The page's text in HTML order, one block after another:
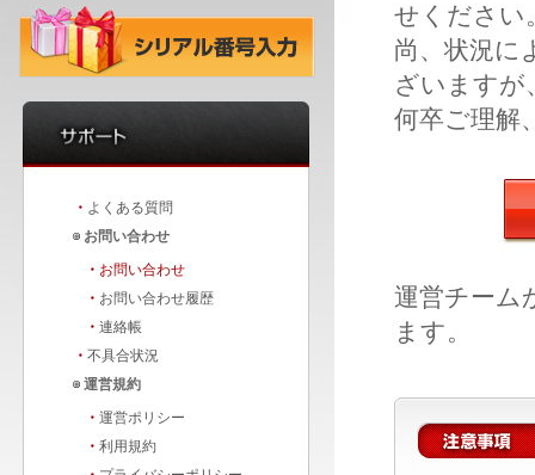
・ よくある質問
お問い合わせ
・ お問い合わせ
・ お問い合わせ履歴
・ 連絡帳
・ 不具合状況
運営規約
・ 運営ポリシー
・ 利用規約
せください
尚、状況に
ざいますが
何卒ご理解
運営チーム
ます。